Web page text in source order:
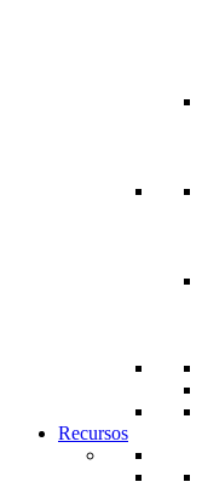
Recursos